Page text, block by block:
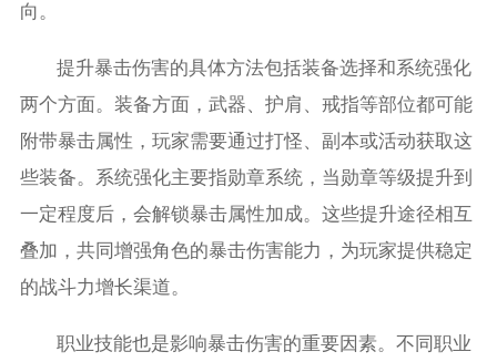
向。
提升暴击伤害的具体方法包括装备选择和系统强化
两个方面。装备方面，武器、护肩、戒指等部位都可能
附带暴击属性，玩家需要通过打怪、副本或活动获取这
些装备。系统强化主要指勋章系统，当勋章等级提升到
一定程度后，会解锁暴击属性加成。这些提升途径相互
叠加，共同增强角色的暴击伤害能力，为玩家提供稳定
的战斗力增长渠道。
职业技能也是影响暴击伤害的重要因素。不同职业